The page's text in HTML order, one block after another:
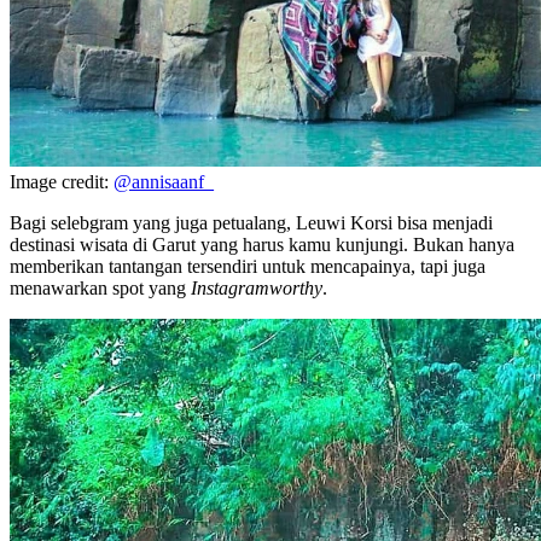
Image credit: @annisaanf_
Bagi selebgram yang juga petualang, Leuwi Korsi bisa menjadi
destinasi wisata di Garut yang harus kamu kunjungi. Bukan hanya
memberikan tantangan tersendiri untuk mencapainya, tapi juga
menawarkan spot yang Instagramworthy.